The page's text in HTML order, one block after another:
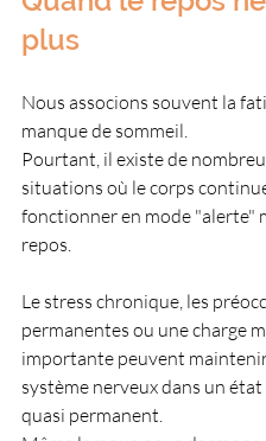
plus
Nous associons souvent la
manque de sommeil.
Pourtant, il existe de
situations où le corps
fonctionner en mode "alerte"
repos.
Le stress chronique, les
permanentes ou une charge
importante peuvent
système nerveux dans un
quasi permanent.